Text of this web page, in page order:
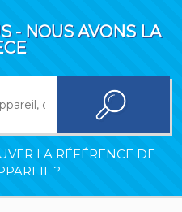
- NOUS AVONS LA
LA RÉFÉRENCE DE
?